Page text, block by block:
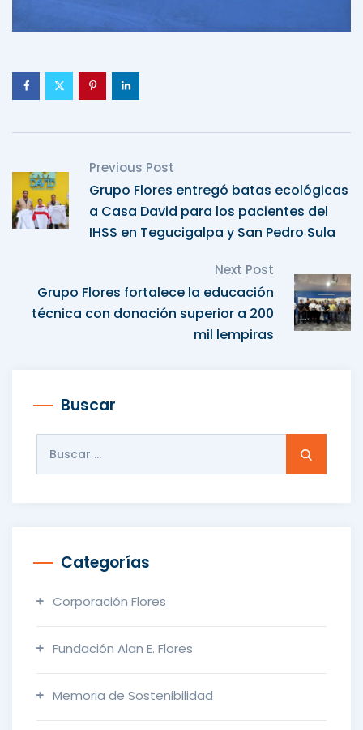
Previous Post
Grupo Flores entregó batas ecológicas
a Casa David para los pacientes del
IHSS en Tegucigalpa y San Pedro Sula
Next Post
Grupo Flores fortalece la educación
técnica con donación superior a 200
mil lempiras
Buscar
Categorías
Corporación Flores
Fundación Alan E. Flores
Memoria de Sostenibilidad